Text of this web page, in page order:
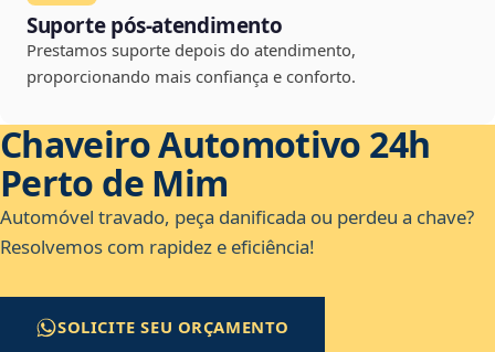
Suporte pós-atendimento
Prestamos suporte depois do atendimento,
proporcionando mais confiança e conforto.
Chaveiro Automotivo 24h
Perto de Mim
Automóvel travado, peça danificada ou perdeu a chave?
Resolvemos com rapidez e eficiência!
SOLICITE SEU ORÇAMENTO